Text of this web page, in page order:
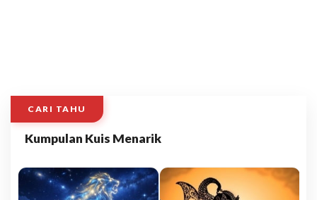
CARI TAHU
Kumpulan Kuis Menarik